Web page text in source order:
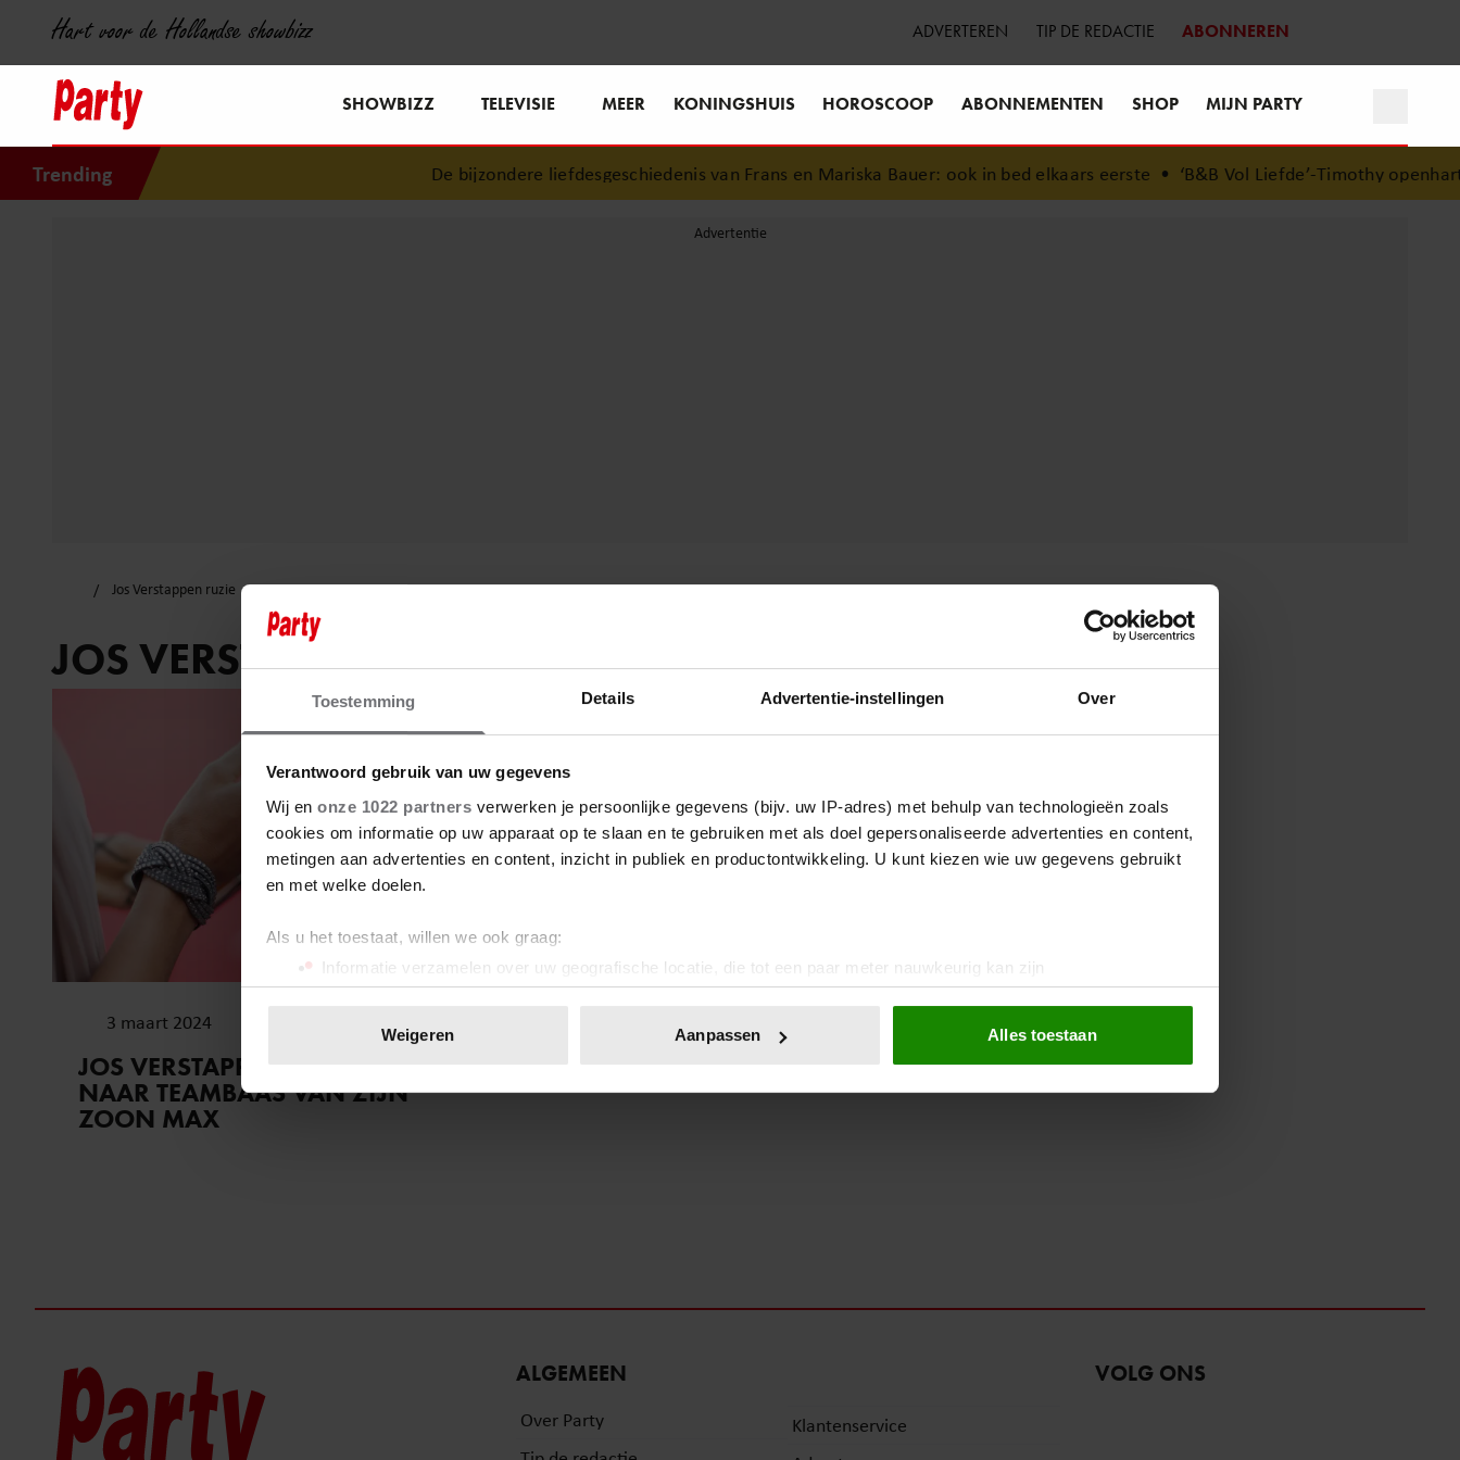
Toestemming Details Advertentie-instellingen Over
Verantwoord gebruik van uw gegevens
Wij en onze 1022 partners verwerken je persoonlijke gegevens (bijv. uw IP-adres) met behulp van technologieën zoals
cookies om informatie op uw apparaat op te slaan en te gebruiken met als doel gepersonaliseerde advertenties en content,
metingen aan advertenties en content, inzicht in publiek en productontwikkeling. U kunt kiezen wie uw gegevens gebruikt
en met welke doelen.
Als u het toestaat, willen we ook graag:
Informatie verzamelen over uw geografische locatie, die tot een paar meter nauwkeurig kan zijn
Uw apparaat identificeren door het actief te scannen op specifieke eigenschappen (fingerprinting)
toestemming op elk moment wijzigen of intrekken in de Cookieverklaring.
We gebruiken cookies om content en advertenties te personaliseren, om functies voor social media te bieden en om ons
Weigeren Aanpassen Alles toestaan
Hart voor de Hollandse showbizz ADVERTEREN TIP DE REDACTIE ABONNEREN
SHOWBIZZ TELEVISIE MEER KONINGSHUIS HOROSCOOP ABONNEMENTEN SHOP MIJN PARTY
Trending De bijzondere liefdesgeschiedenis van Frans en Mariska Bauer: ook in bed elkaars eerste•‘B&B Vol Liefde’-Timothy openhartig
Jos Verstappen ruzie
JOS VERSTAPPEN RUZIE
3 maart 2024
JOS VERSTAPPEN HAALT UIT
NAAR TEAMBAAS VAN ZIJN
ZOON MAX
ALGEMEEN
Over Party
Klantenservice
VOLG ONS